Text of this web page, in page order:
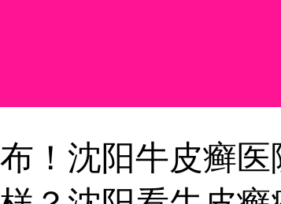
！沈阳牛皮癣